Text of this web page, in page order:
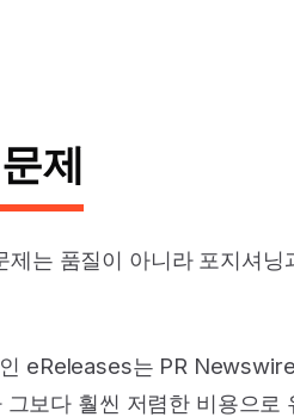
제
는 품질이 아니라 포지셔
eReleases는 PR
보다 훨씬 저렴한 비용으